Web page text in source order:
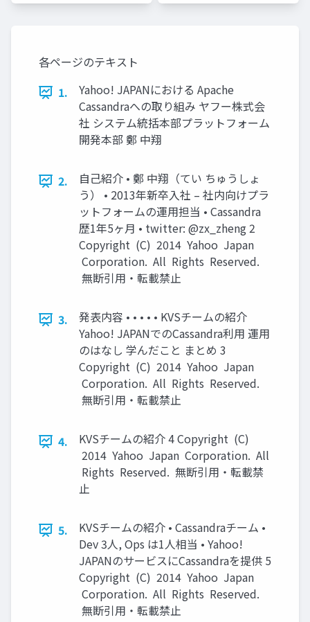
各ページのテキスト
1.
Yahoo! JAPANにおける Apache
Cassandraへの取り組み ヤフー株式会
社 システム統括本部プラットフォーム
開発本部 鄭 中翔
2.
自己紹介 • 鄭 中翔（てい ちゅうしょ
う） • 2013年新卒入社 – 社内向けプラ
ットフォームの運用担当 • Cassandra
歴1年5ヶ月 • twitter: @zx_zheng 2
Copyright (C) 2014 Yahoo Japan
Corporation. All Rights Reserved.
無断引用・転載禁止
3.
発表内容 • • • • • KVSチームの紹介
Yahoo! JAPANでのCassandra利用 運用
のはなし 学んだこと まとめ 3
Copyright (C) 2014 Yahoo Japan
Corporation. All Rights Reserved.
無断引用・転載禁止
4.
KVSチームの紹介 4 Copyright (C)
2014 Yahoo Japan Corporation. All
Rights Reserved. 無断引用・転載禁
止
5.
KVSチームの紹介 • Cassandraチーム •
Dev 3人, Ops は1人相当 • Yahoo!
JAPANのサービスにCassandraを提供 5
Copyright (C) 2014 Yahoo Japan
Corporation. All Rights Reserved.
無断引用・転載禁止